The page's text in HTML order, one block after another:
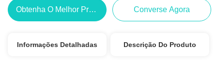
Obtenha O Melhor Preço Converse Agora
Informações Detalhadas Descrição Do Produto